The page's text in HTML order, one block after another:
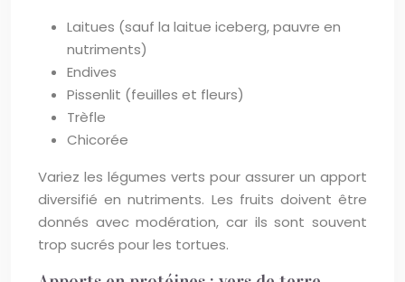
Laitues (sauf la laitue iceberg, pauvre en
nutriments)
Endives
Pissenlit (feuilles et fleurs)
Trèfle
Chicorée
Variez les légumes verts pour assurer un apport
diversifié en nutriments. Les fruits doivent être
donnés avec modération, car ils sont souvent
trop sucrés pour les tortues.